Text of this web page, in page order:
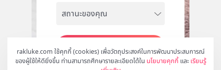
rakluke.com ใช้คุกกี้ (cookies) เพื่อวัตถุประสงค์ในการพัฒนาประสบการณ์
ของผู้ใช้ให้ดียิ่งขึ้น ท่านสามารถศึกษารายละเอียดได้ใน นโยบายคุกกี้ และ เรียนรู้
สมัคร